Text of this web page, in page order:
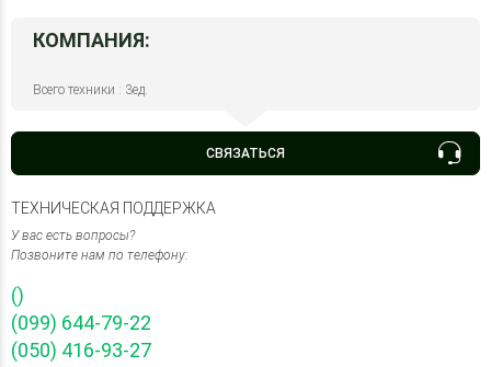
КОМПАНИЯ:
Всего техники : 3ед.
СВЯЗАТЬСЯ
ТЕХНИЧЕСКАЯ ПОДДЕРЖКА
У вас есть вопросы?
Позвоните нам по телефону:
()
(099) 644-79-22
(050) 416-93-27